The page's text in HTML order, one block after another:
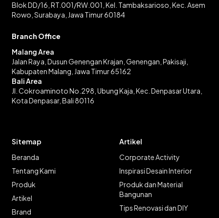
Blok DD/16, RT.001/RW.001, Kel. Tambaksarioso, Kec. Asem
Rowo, Surabaya, Jawa Timur 60184
Branch Office
Malang Area
Jalan Raya, Dusun Genengan Krajan, Genengan, Pakisaji,
Kabupaten Malang, Jawa Timur 65162
Bali Area
Jl. Cokroaminoto No.298, Ubung Kaja, Kec. Denpasar Utara,
Kota Denpasar, Bali 80116
Sitemap
Beranda
Tentang Kami
Produk
Artikel
Brand
Artikel
Corporate Activity
Inspirasi Desain Interior
Produk dan Material
Bangunan
Tips Renovasi dan DIY